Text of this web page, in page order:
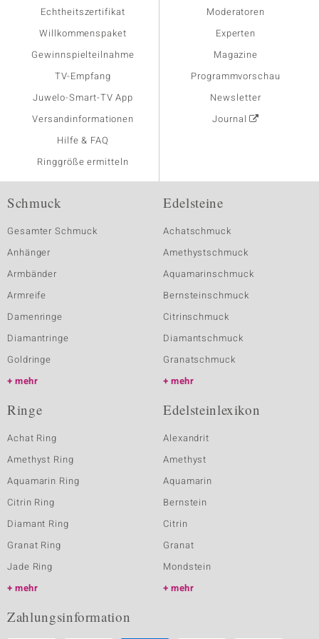
Echtheitszertifikat
Willkommenspaket
Gewinnspielteilnahme
TV-Empfang
Juwelo-Smart-TV App
Versandinformationen
Hilfe & FAQ
Ringgröße ermitteln
Moderatoren
Experten
Magazine
Programmvorschau
Newsletter
Journal
Schmuck
Gesamter Schmuck
Anhänger
Armbänder
Armreife
Damenringe
Diamantringe
Goldringe
mehr
Edelsteine
Achatschmuck
Amethystschmuck
Aquamarinschmuck
Bernsteinschmuck
Citrinschmuck
Diamantschmuck
Granatschmuck
mehr
Ringe
Achat Ring
Amethyst Ring
Aquamarin Ring
Citrin Ring
Diamant Ring
Granat Ring
Jade Ring
mehr
Edelsteinlexikon
Alexandrit
Amethyst
Aquamarin
Bernstein
Citrin
Granat
Mondstein
mehr
Zahlungsinformation